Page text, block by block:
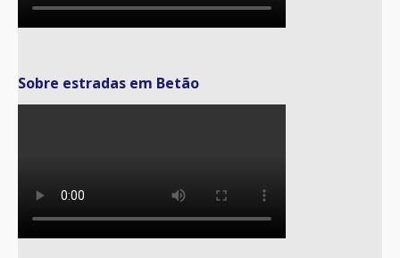
Sobre estradas em Betão